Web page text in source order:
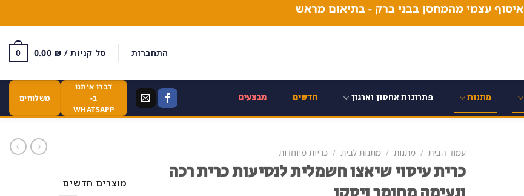
איסוף עצמי מהמחסן בבני ברק - בתיאום מראש
התחברות סל קניות / 0.00 ₪
0
מתנות פתרונות אחסון וארגון חדשים מבצעים
דברו איתנו
ב-
WHATSAPP
משלוחים
עמוד הבית / מתנות / מתנות לבית / כריות מיוחדות
כרית עיסוי שיאצו חשמלית לנסיעות כרית רכה
מוצרים חדשים